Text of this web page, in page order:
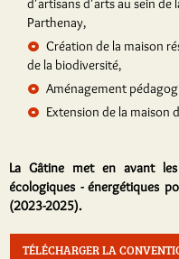
Parthenay,
Création de la maison
de la biodiversité,
Aménagement
Extension de la maison
La Gâtine met en avant
écologiques - énergétiques
(2023-2025).
TÉLÉCHARGER LA